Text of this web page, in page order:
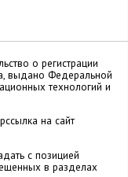
о регистрации
выдано Федеральной
технологий и
на сайт
с позицией
в разделах